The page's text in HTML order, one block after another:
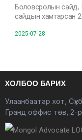
Боловсролын сайд,
сайдын хамтарсан
2025-07-28
ХОЛБОО БАРИХ
Улаанбаатар хот,
Гранд оффис төв, 2-